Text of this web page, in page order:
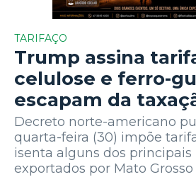
TARIFAÇO
Trump assina
celulose e ferro-
escapam da
Decreto norte-americano
quarta-feira (30) impõe
isenta alguns dos principais
exportados por Mato Grosso